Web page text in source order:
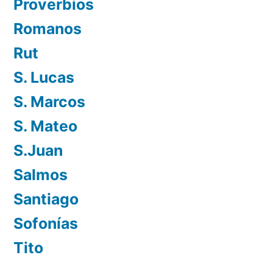
Proverbios
Romanos
Rut
S. Lucas
S. Marcos
S. Mateo
S.Juan
Salmos
Santiago
Sofonías
Tito